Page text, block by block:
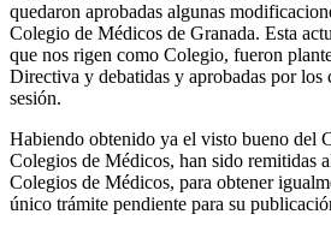
quedaron aprobadas algunas
Colegio de Médicos de Granada. Esta
que nos rigen como Colegio, fueron
Directiva y debatidas y aprobadas por los
sesión.
Habiendo obtenido ya el visto bueno del
Colegios de Médicos, han sido remitidas
Colegios de Médicos, para obtener
único trámite pendiente para su